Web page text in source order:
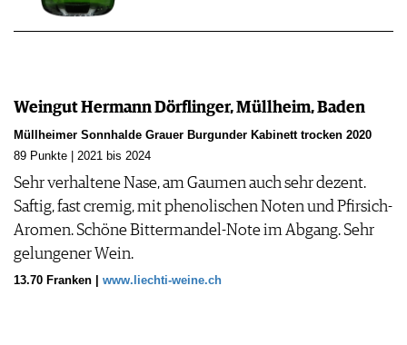
Weingut Hermann Dörflinger, Müllheim, Baden
Müllheimer Sonnhalde Grauer Burgunder Kabinett trocken 2020
89 Punkte | 2021 bis 2024
Sehr verhaltene Nase, am Gaumen auch sehr dezent.
Saftig, fast cremig, mit phenolischen Noten und Pfirsich-
Aromen. Schöne Bittermandel-Note im Abgang. Sehr
gelungener Wein.
13.70 Franken | www.liechti-weine.ch